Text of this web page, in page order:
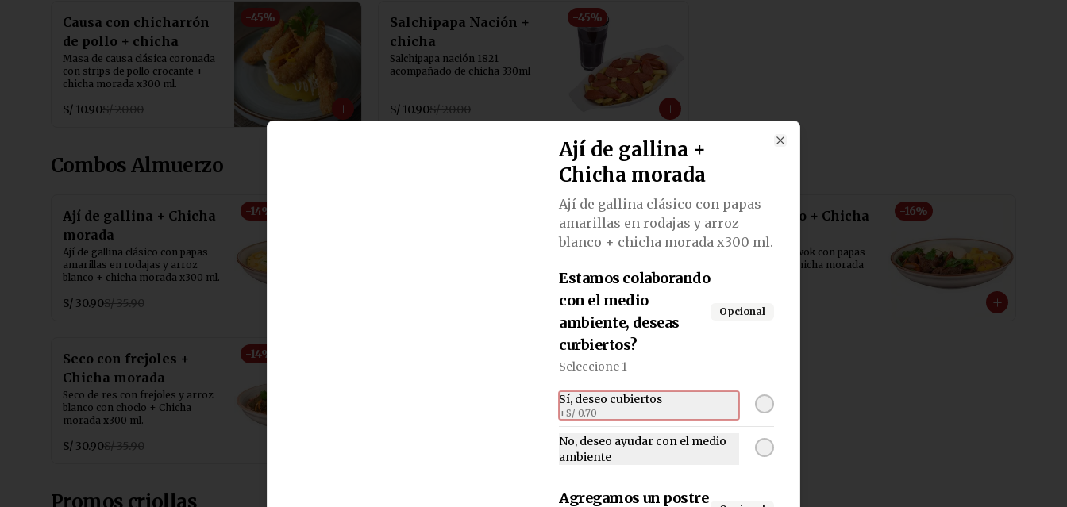
-45%
Causa con chicharrón
de pollo + chicha
Masa de causa clásica coronada
con strips de pollo crocante +
chicha morada x300 ml.
S/ 10.90S/ 20.00
-45%
Salchipapa Nación +
chicha
Salchipapa nación 1821
acompañado de chicha 330ml
S/ 10.90S/ 20.00
Combos Almuerzo
-14%
Ají de gallina + Chicha
morada
Ají de gallina clásico con papas
amarillas en rodajas y arroz
blanco + chicha morada x300 ml.
S/ 30.90S/ 35.90
- 14% -16%
Lomo saltado + Chicha
morada
Lomo saltado al wok con papas
fritas y arroz + chicha morada
-14%
Seco con frejoles +
Chicha morada
Seco de res con frejoles y arroz
blanco con choclo + Chicha
morada x300 ml.
S/ 30.90S/ 35.90
Promos criollas
Ají de gallina +
Chicha morada
Ají de gallina clásico con papas
amarillas en rodajas y arroz
blanco + chicha morada x300 ml.
Estamos colaborando
con el medio
ambiente, deseas
curbiertos?
Opcional
Seleccione 1
Sí, deseo cubiertos
+S/ 0.70
No, deseo ayudar con el medio
ambiente
Agregamos un postre